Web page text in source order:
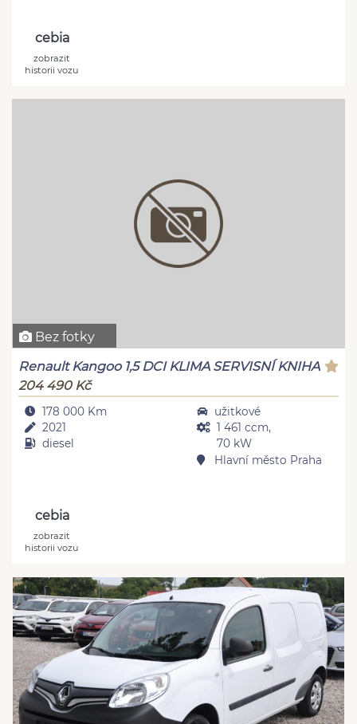
cebia
zobrazit
historii vozu
Bez fotky
Renault Kangoo 1,5 DCI KLIMA SERVISNÍ KNIHA
204 490 Kč
178 000 Km
2021
diesel
užitkové
1 461 ccm,
70 kW
Hlavní město Praha
cebia
zobrazit
historii vozu